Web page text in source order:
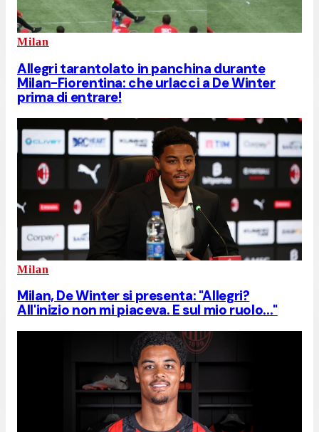
Milan
Allegri tarantolato in panchina durante
Milan-Fiorentina: che urlacci a De Winter
prima di entrare!
Milan
Milan, De Winter si presenta: "Allegri?
All'inizio non mi piaceva. E sul mio ruolo..."